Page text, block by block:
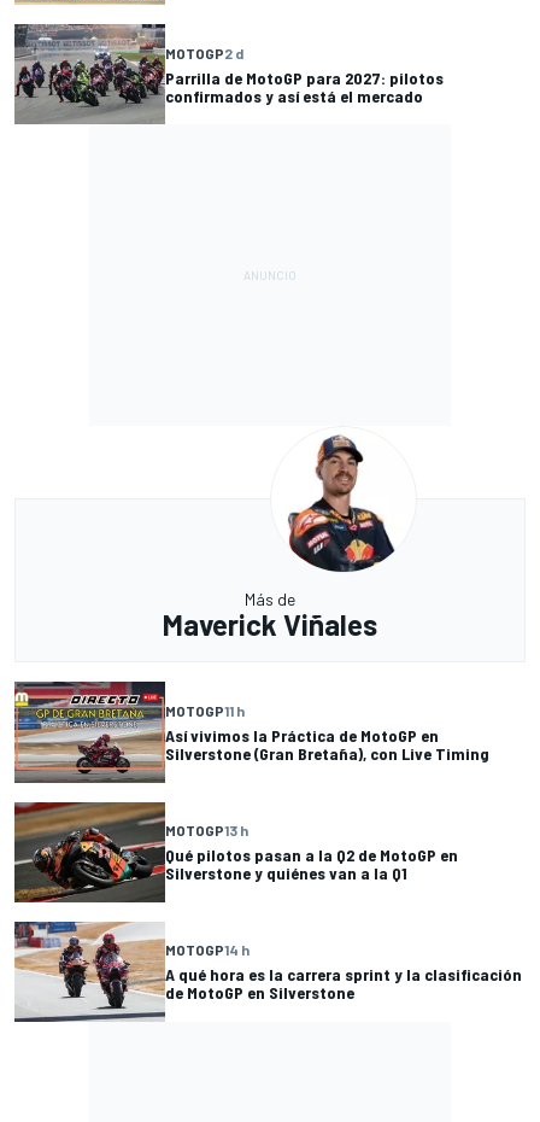
MOTOGP2 d
Parrilla de MotoGP para 2027: pilotos
confirmados y así está el mercado
Más de
Maverick Viñales
MOTOGP11 h
Así vivimos la Práctica de MotoGP en
Silverstone (Gran Bretaña), con Live Timing
MOTOGP13 h
Qué pilotos pasan a la Q2 de MotoGP en
Silverstone y quiénes van a la Q1
MOTOGP14 h
A qué hora es la carrera sprint y la clasificación
de MotoGP en Silverstone